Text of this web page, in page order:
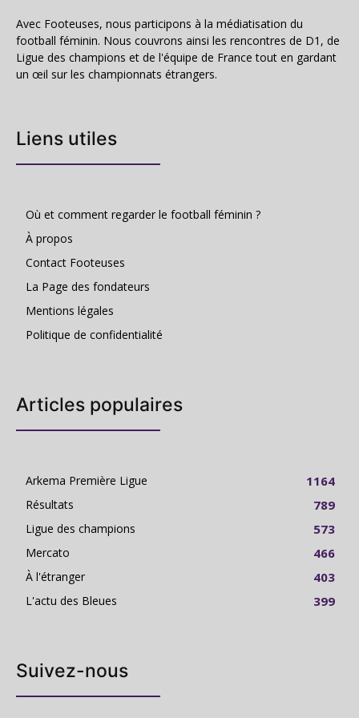
Avec Footeuses, nous participons à la médiatisation du
football féminin. Nous couvrons ainsi les rencontres de D1, de
Ligue des champions et de l'équipe de France tout en gardant
un œil sur les championnats étrangers.
Liens utiles
Où et comment regarder le football féminin ?
À propos
Contact Footeuses
La Page des fondateurs
Mentions légales
Politique de confidentialité
Articles populaires
Arkema Première Ligue 1164
Résultats 789
Ligue des champions 573
Mercato 466
À l'étranger 403
L'actu des Bleues 399
Suivez-nous